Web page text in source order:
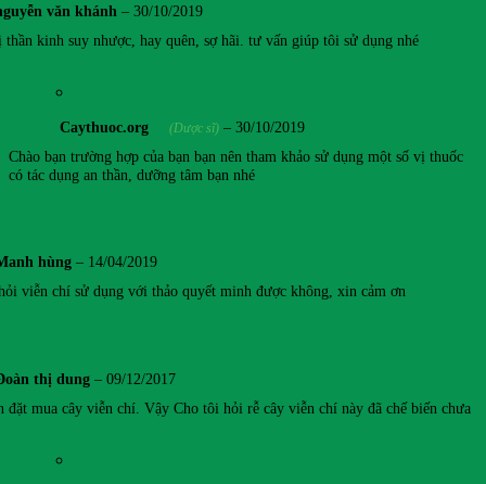
văn khánh – 30/10/2019
thần kinh suy nhược, hay quên, sợ hãi. tư vấn giúp tôi sử dụng nhé
Caythuoc.org (Dược sĩ) – 30/10/2019
Chào bạn trường hợp của bạn bạn nên tham khảo sử dụng một số vị thuốc
có tác dụng an thần, dưỡng tâm bạn nhé
hùng – 14/04/2019
viễn chí sử dụng với thảo quyết minh được không, xin cảm ơn
thị dung – 09/12/2017
đặt mua cây viễn chí. Vậy Cho tôi hỏi rễ cây viễn chí này đã chế biến chưa